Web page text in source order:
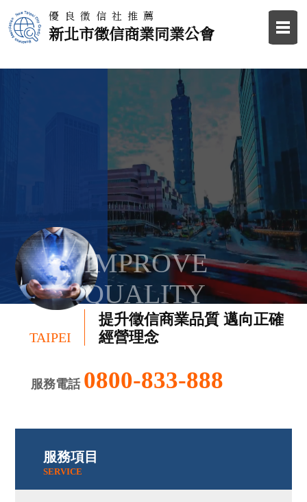
優良徵信社推薦
新北市徵信商業同業公會
IMPROVE
QUALITY
TAIPEI
提升徵信商業品質 邁向正確
經營理念
服務電話 0800-833-888
服務項目
SERVICE